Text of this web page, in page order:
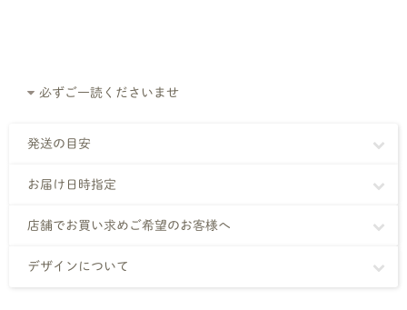
必ずご一読くださいませ
発送の目安
お届け日時指定
店舗でお買い求めご希望のお客様へ
デザインについて